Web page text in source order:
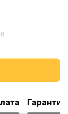
Гарантия